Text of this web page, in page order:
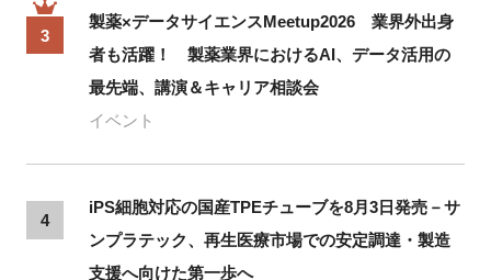
3
製薬×データサイエンスMeetup2026 業界外出身
者も活躍！ 製薬業界におけるAI、データ活用の
最先端、講演＆キャリア相談会
イベント
4
iPS細胞対応の国産TPEチューブを8月3日発売－サ
ンプラテック、再生医療市場での安定調達・製造
支援へ向けた第一歩へ